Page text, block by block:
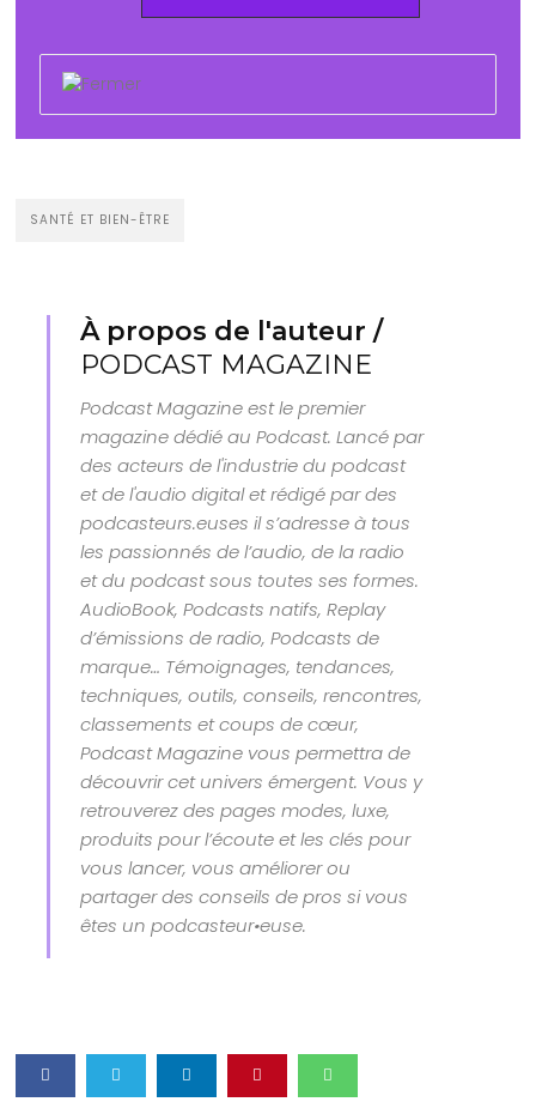
SANTÉ ET BIEN-ÊTRE
À propos de l'auteur /
PODCAST MAGAZINE
Podcast Magazine est le premier
magazine dédié au Podcast. Lancé par
des acteurs de l'industrie du podcast
et de l'audio digital et rédigé par des
podcasteurs.euses il s’adresse à tous
les passionnés de l’audio, de la radio
et du podcast sous toutes ses formes.
AudioBook, Podcasts natifs, Replay
d’émissions de radio, Podcasts de
marque… Témoignages, tendances,
techniques, outils, conseils, rencontres,
classements et coups de cœur,
Podcast Magazine vous permettra de
découvrir cet univers émergent. Vous y
retrouverez des pages modes, luxe,
produits pour l’écoute et les clés pour
vous lancer, vous améliorer ou
partager des conseils de pros si vous
êtes un podcasteur•euse.